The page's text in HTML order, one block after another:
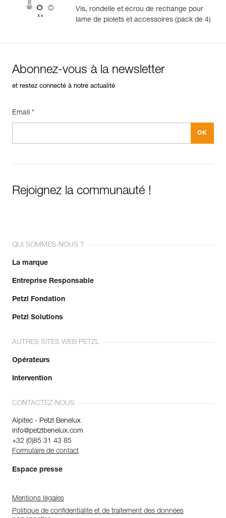
Vis, rondelle et écrou de rechange pour
lame de piolets et accessoires (pack de 4)
Abonnez-vous à la newsletter
et restez connecté à notre actualité
Email *
Rejoignez la communauté !
QUI SOMMES-NOUS ?
La marque
Entreprise Responsable
Petzl Fondation
Petzl Solutions
AUTRES SITES WEB PETZL
Opérateurs
Intervention
CONTACTEZ-NOUS
Alpitec - Petzl Benelux
info@petzlbenelux.com
+32 (0)85 31 43 85
Formulaire de contact
Espace presse
Mentions légales
Politique de confidentialité et de traitement des données